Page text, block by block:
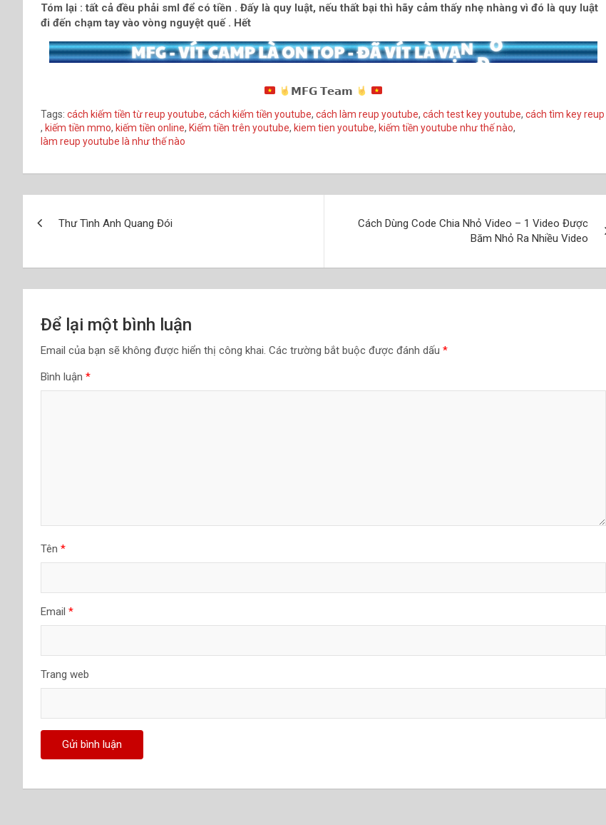
Tóm lại : tất cả đều phải sml để có tiền . Đấy là quy luật, nếu thất bại thì hãy cảm thấy nhẹ nhàng vì đó là quy luật
đi đến chạm tay vào vòng nguyệt quế . Hết
𝗠𝗙𝗚 𝗧𝗲𝗮𝗺
Tags: cách kiếm tiền từ reup youtube, cách kiếm tiền youtube, cách làm reup youtube, cách test key youtube, cách tìm key reup
, kiếm tiền mmo, kiếm tiền online, Kiếm tiền trên youtube, kiem tien youtube, kiếm tiền youtube như thế nào,
làm reup youtube là như thế nào
bài
viết
Thư Tình Anh Quang Đói
Cách Dùng Code Chia Nhỏ Video – 1 Video Được
Băm Nhỏ Ra Nhiều Video
Để lại một bình luận
Email của bạn sẽ không được hiển thị công khai. Các trường bắt buộc được đánh dấu *
Bình luận *
Tên *
Email *
Trang web